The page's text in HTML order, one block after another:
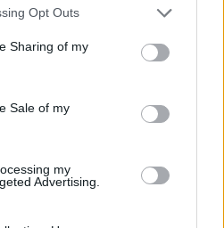
app uses one or more Google
behaviour. You may click to
and its third-party tags to
purposes in below Google
Opt Outs
Sharing of my
Sale of my
my
Advertising.
mondta és bejelentette,
itt látni, őket is
Gyulay Zsolt
a libaolimpia két
és egy szürke libát,
az orosházi lakosok egy
ki.